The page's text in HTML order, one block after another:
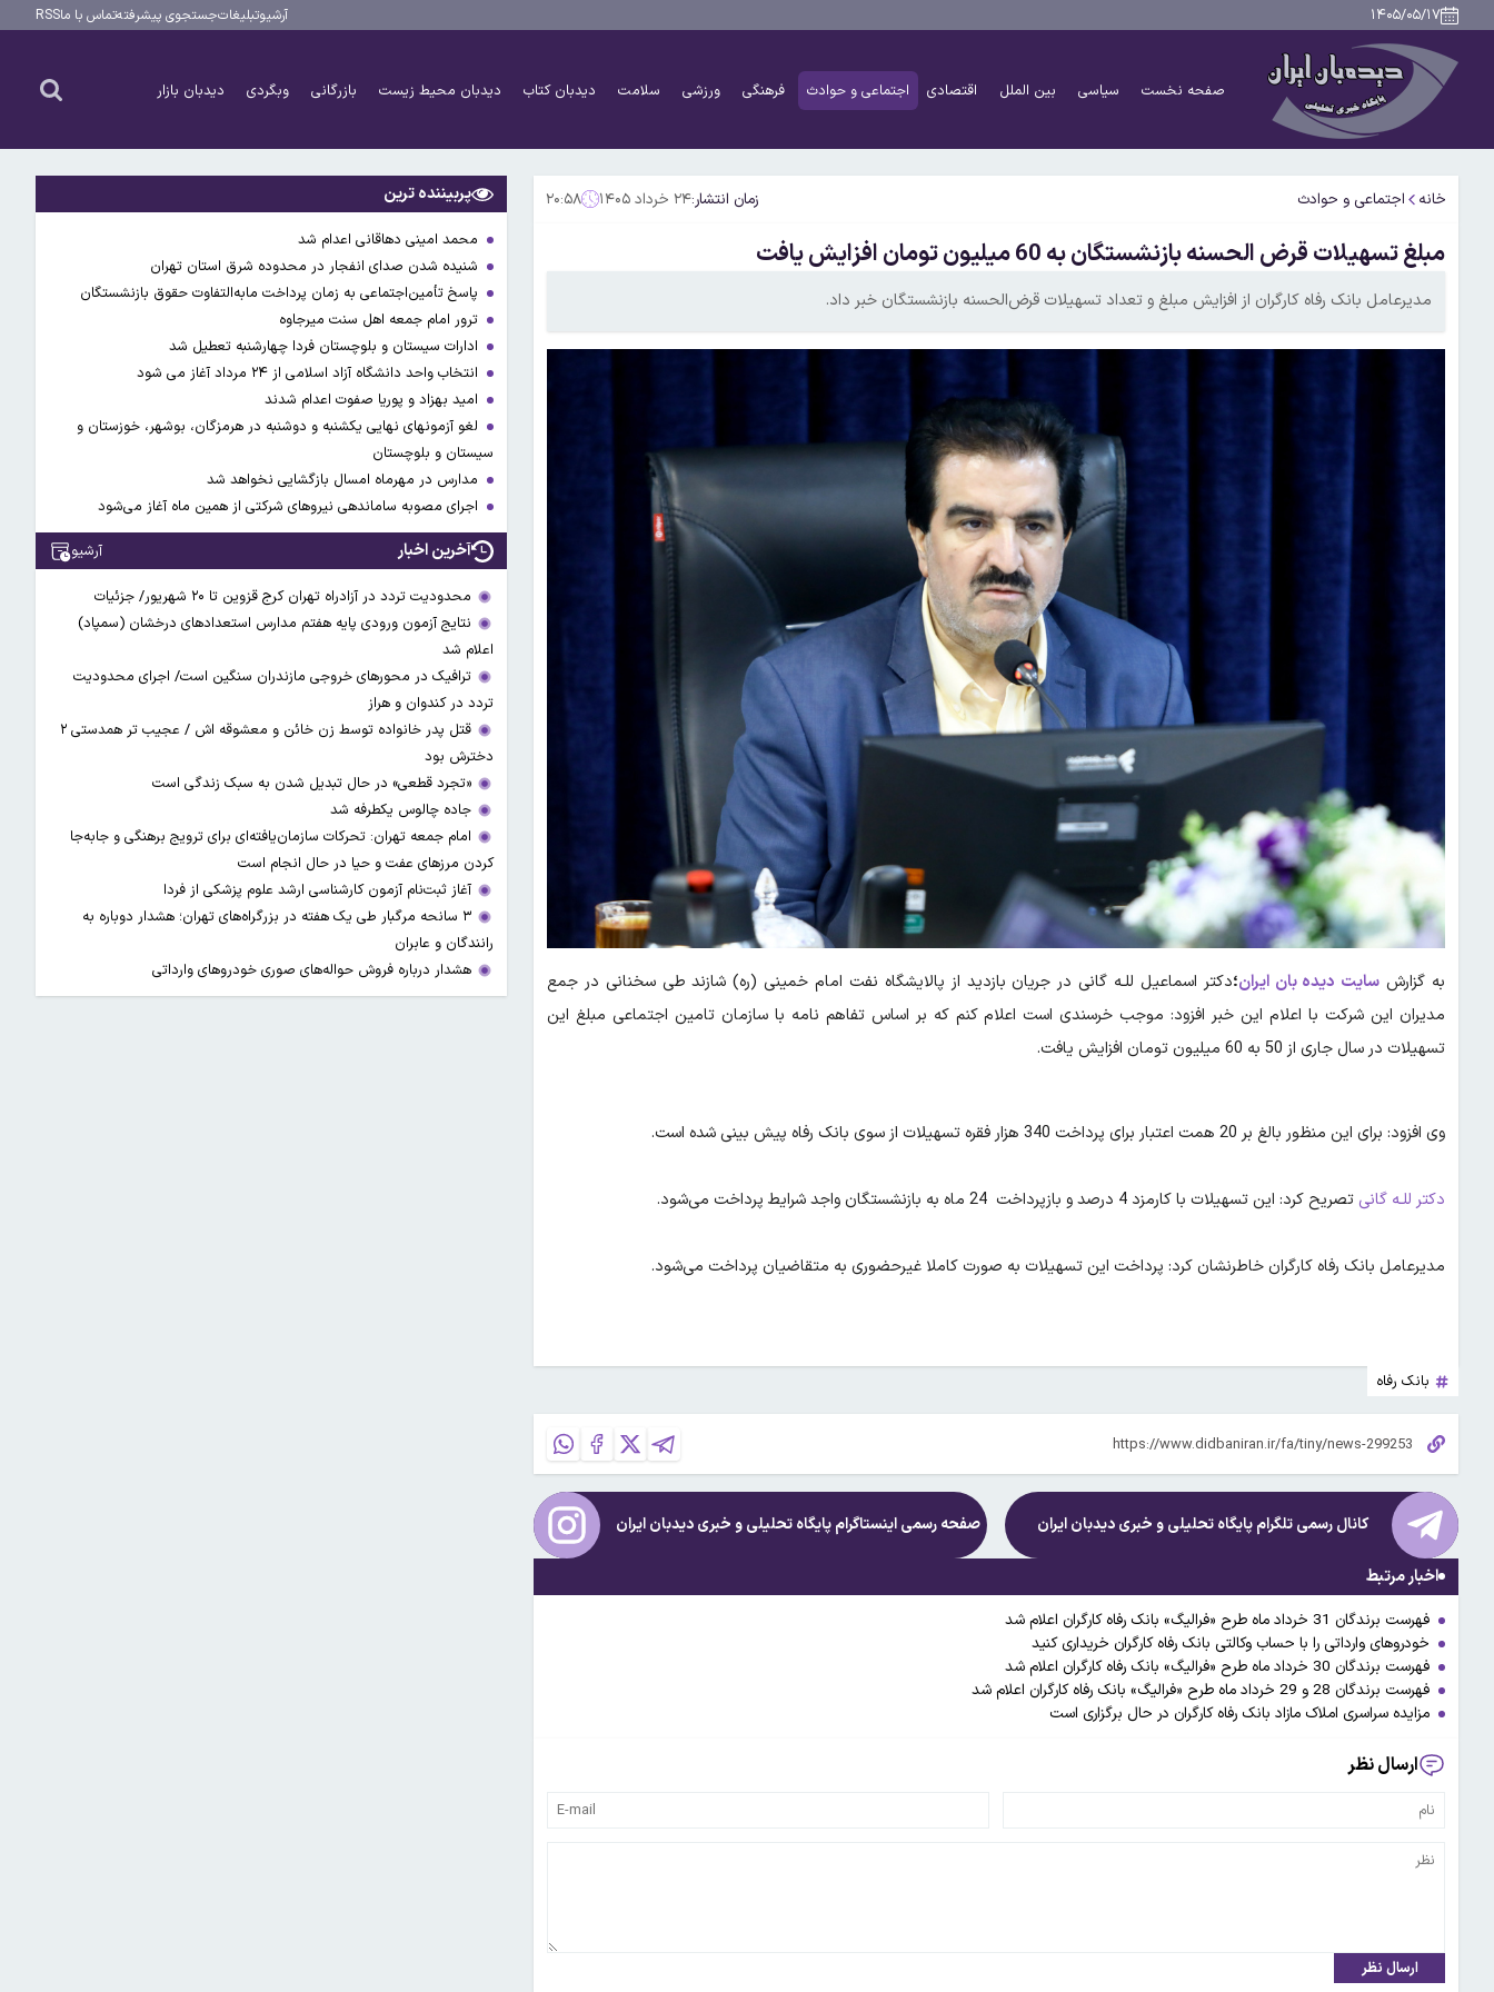
۱۴۰۵/۰۵/۱۷ آرشیوتبلیغاتجستجوی پیشرفتهتماس با ماRSS
صفحه نخست سیاسی بین الملل اقتصادی اجتماعی و حوادث فرهنگی ورزشی سلامت دیدبان کتاب دیدبان محیط زیست بازرگانی وبگردی دیدبان بازار
خانه اجتماعی و حوادث زمان انتشار:۲۴ خرداد ۱۴۰۵ ۲۰:۵۸
مبلغ تسهیلات قرض الحسنه بازنشستگان به 60 میلیون تومان افزایش یافت
مدیرعامل بانک رفاه کارگران از افزایش مبلغ و تعداد تسهیلات قرض‌الحسنه بازنشستگان خبر داد.
به گزارش سایت دیده بان ایران؛دکتر اسماعیل للـه گانی در جریان بازدید از پالایشگاه نفت امام خمینی (ره) شازند طی سخنانی در جمع
مدیران این شرکت با اعلام این خبر افزود: موجب خرسندی است اعلام کنم که بر اساس تفاهم نامه با سازمان تامین اجتماعی مبلغ این
تسهیلات در سال جاری از 50 به 60 میلیون تومان افزایش یافت.
وی افزود: برای این منظور بالغ بر 20 همت اعتبار برای پرداخت 340 هزار فقره تسهیلات از سوی بانک رفاه پیش بینی شده است.
دکتر للـه گانی تصریح کرد: این تسهیلات با کارمزد 4 درصد و بازپرداخت 24 ماه به بازنشستگان واجد شرایط پرداخت می‌شود.
مدیرعامل بانک رفاه کارگران خاطرنشان کرد: پرداخت این تسهیلات به صورت کاملا غیرحضوری به متقاضیان پرداخت می‌شود.
بانک رفاه
کانال رسمی تلگرام پایگاه تحلیلی و خبریدیدبان ایران صفحه رسمی اینستاگرام پایگاه تحلیلی و خبریدیدبان ایران
اخبار مرتبط
فهرست برندگان 31 خرداد ماه طرح «فرالیگ» بانک رفاه کارگران اعلام شد
خودروهای وارداتی را با حساب وکالتی بانک رفاه کارگران خریداری کنید
فهرست برندگان 30 خرداد ماه طرح «فرالیگ» بانک رفاه کارگران اعلام شد
فهرست برندگان 28 و 29 خرداد ماه طرح «فرالیگ» بانک رفاه کارگران اعلام شد
مزایده سراسری املاک مازاد بانک رفاه کارگران در حال برگزاری است
ارسال نظر
ارسال نظر
پربیننده ترین
محمد امینی دهاقانی اعدام شد
شنیده شدن صدای انفجار در محدوده شرق استان تهران
پاسخ تأمین‌اجتماعی به زمان پرداخت مابه‌التفاوت حقوق بازنشستگان
ترور امام جمعه اهل سنت میرجاوه
ادارات سیستان و بلوچستان فردا چهارشنبه تعطیل شد
انتخاب واحد دانشگاه آزاد اسلامی از ۲۴ مرداد آغاز می شود
امید بهزاد و پوریا صفوت اعدام شدند
لغو آزمونهای نهایی یکشنبه و دوشنبه در هرمزگان، بوشهر، خوزستان و
سیستان و بلوچستان
مدارس در مهرماه امسال بازگشایی نخواهد شد
اجرای مصوبه ساماندهی نیرو‌های شرکتی از همین ماه آغاز می‌شود
آخرین اخبار آرشیو
محدودیت تردد در آزادراه تهران کرج قزوین تا ۲۰ شهریور/ جزئیات
نتایج آزمون ورودی پایه هفتم مدارس استعدادهای درخشان (سمپاد)
اعلام شد
ترافیک در محورهای خروجی مازندران سنگین است/ اجرای محدودیت
تردد در کندوان و هراز
قتل پدر خانواده توسط زن خائن و معشوقه اش / عجیب تر همدستی ۲
دخترش بود
«تجرد قطعی» در حال تبدیل شدن به سبک زندگی است
جاده چالوس یکطرفه شد
امام جمعه تهران: تحرکات سازمان‌یافته‌ای برای ترویج برهنگی و جابه‌جا
کردن مرزهای عفت و حیا در حال انجام است
آغاز ثبت‌نام‌ آزمون کارشناسی ارشد علوم پزشکی از فردا
۳ سانحه مرگبار طی یک هفته در بزرگراه‌های تهران؛ هشدار دوباره به
رانندگان و عابران
هشدار درباره فروش حواله‌های صوری خودروهای وارداتی